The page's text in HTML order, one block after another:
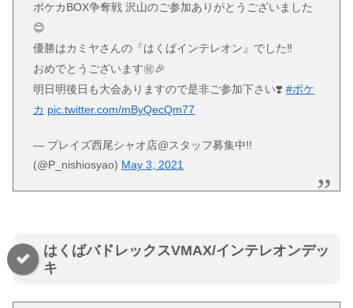
ポケカBOX争奪戦 沢山のご参加ありがとうございました
😊
優勝はカミヤさんの『はくばインテレオン』でした‼️
おめでとうございます㊗️🎉
明日明後日も大会ありますので是非ご参加下さい❣️#ポケ
カ pic.twitter.com/mByQecQm77
— プレイズ西尾シャオ店@スタッフ募集中!!
(@P_nishiosyao) May 3, 2021
はくばバドレックスVMAX/インテレオンデッ
キ